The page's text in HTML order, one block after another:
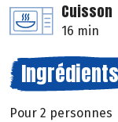
Cuisson
16 min
Ingrédients
Pour 2 personnes